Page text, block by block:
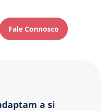
Fale Connosco
a si